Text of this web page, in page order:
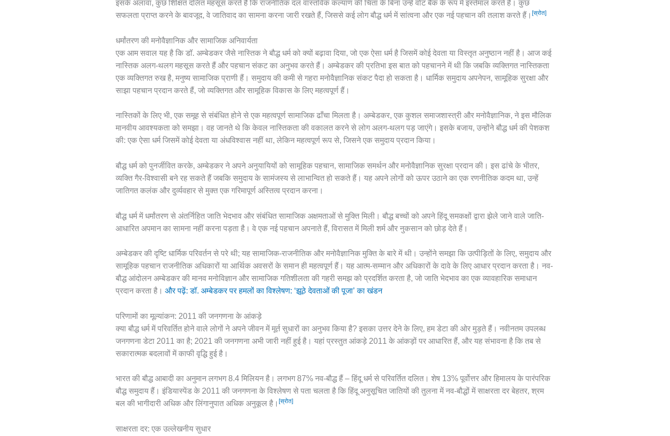
इसके अलावा, कुछ शिक्षित दलित महसूस करते हैं कि राजनीतिक दल वास्तविक कल्याण की चिंता के बिना उन्हें वोट बैंक के रूप में इस्तेमाल करते हैं। कुछ
सफलता प्राप्त करने के बावजूद, वे जातिवाद का सामना करना जारी रखते हैं, जिससे कई लोग बौद्ध धर्म में सांत्वना और एक नई पहचान की तलाश करते हैं। [स्रोत]
धर्मांतरण की मनोवैज्ञानिक और सामाजिक अनिवार्यता
एक आम सवाल यह है कि डॉ. अम्बेडकर जैसे नास्तिक ने बौद्ध धर्म को क्यों बढ़ावा दिया, जो एक ऐसा धर्म है जिसमें कोई देवता या विस्तृत अनुष्ठान नहीं है। आज कई
नास्तिक अलग-थलग महसूस करते हैं और पहचान संकट का अनुभव करते हैं। अम्बेडकर की प्रतिभा इस बात को पहचानने में थी कि जबकि व्यक्तिगत नास्तिकता
एक व्यक्तिगत रुख है, मनुष्य सामाजिक प्राणी हैं। समुदाय की कमी से गहरा मनोवैज्ञानिक संकट पैदा हो सकता है। धार्मिक समुदाय अपनेपन, सामूहिक सुरक्षा और
साझा पहचान प्रदान करते हैं, जो व्यक्तिगत और सामूहिक विकास के लिए महत्वपूर्ण हैं।
नास्तिकों के लिए भी, एक समूह से संबंधित होने से एक महत्वपूर्ण सामाजिक ढाँचा मिलता है। अम्बेडकर, एक कुशल समाजशास्त्री और मनोवैज्ञानिक, ने इस मौलिक
मानवीय आवश्यकता को समझा। वह जानते थे कि केवल नास्तिकता की वकालत करने से लोग अलग-थलग पड़ जाएंगे। इसके बजाय, उन्होंने बौद्ध धर्म की पेशकश
की: एक ऐसा धर्म जिसमें कोई देवता या अंधविश्वास नहीं था, लेकिन महत्वपूर्ण रूप से, जिसने एक समुदाय प्रदान किया।
बौद्ध धर्म को पुनर्जीवित करके, अम्बेडकर ने अपने अनुयायियों को सामूहिक पहचान, सामाजिक समर्थन और मनोवैज्ञानिक सुरक्षा प्रदान की। इस ढांचे के भीतर,
व्यक्ति गैर-विश्वासी बने रह सकते हैं जबकि समुदाय के सामंजस्य से लाभान्वित हो सकते हैं। यह अपने लोगों को ऊपर उठाने का एक रणनीतिक कदम था, उन्हें
जातिगत कलंक और दुर्व्यवहार से मुक्त एक गरिमापूर्ण अस्तित्व प्रदान करना।
बौद्ध धर्म में धर्मांतरण से अंतर्निहित जाति भेदभाव और संबंधित सामाजिक अक्षमताओं से मुक्ति मिली। बौद्ध बच्चों को अपने हिंदू समकक्षों द्वारा झेले जाने वाले जाति-
आधारित अपमान का सामना नहीं करना पड़ता है। वे एक नई पहचान अपनाते हैं, विरासत में मिली शर्म और नुकसान को छोड़ देते हैं।
अम्बेडकर की दृष्टि धार्मिक परिवर्तन से परे थी; यह सामाजिक-राजनीतिक और मनोवैज्ञानिक मुक्ति के बारे में थी। उन्होंने समझा कि उत्पीड़ितों के लिए, समुदाय और
सामूहिक पहचान राजनीतिक अधिकारों या आर्थिक अवसरों के समान ही महत्वपूर्ण हैं। यह आत्म-सम्मान और अधिकारों के दावे के लिए आधार प्रदान करता है। नव-
बौद्ध आंदोलन अम्बेडकर की मानव मनोविज्ञान और सामाजिक गतिशीलता की गहरी समझ को प्रदर्शित करता है, जो जाति भेदभाव का एक व्यावहारिक समाधान
प्रदान करता है। और पढ़ें: डॉ. अम्बेडकर पर हमलों का विश्लेषण: ‘झूठे देवताओं की पूजा’ का खंडन
परिणामों का मूल्यांकन: 2011 की जनगणना के आंकड़े
क्या बौद्ध धर्म में परिवर्तित होने वाले लोगों ने अपने जीवन में मूर्त सुधारों का अनुभव किया है? इसका उत्तर देने के लिए, हम डेटा की ओर मुड़ते हैं। नवीनतम उपलब्ध
जनगणना डेटा 2011 का है; 2021 की जनगणना अभी जारी नहीं हुई है। यहां प्रस्तुत आंकड़े 2011 के आंकड़ों पर आधारित हैं, और यह संभावना है कि तब से
सकारात्मक बदलावों में काफी वृद्धि हुई है।
भारत की बौद्ध आबादी का अनुमान लगभग 8.4 मिलियन है। लगभग 87% नव-बौद्ध हैं – हिंदू धर्म से परिवर्तित दलित। शेष 13% पूर्वोत्तर और हिमालय के पारंपरिक
बौद्ध समुदाय हैं। इंडियास्पेंड के 2011 की जनगणना के विश्लेषण से पता चलता है कि हिंदू अनुसूचित जातियों की तुलना में नव-बौद्धों में साक्षरता दर बेहतर, श्रम
बल की भागीदारी अधिक और लिंगानुपात अधिक अनुकूल है। [स्रोत]
साक्षरता दर: एक उल्लेखनीय सुधार